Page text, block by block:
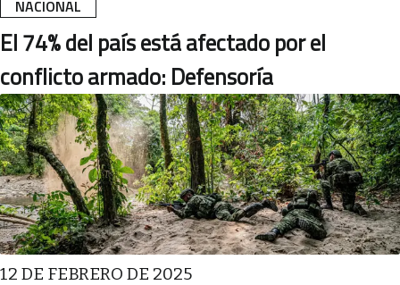
NACIONAL
El 74% del país está afectado por el
conflicto armado: Defensoría
12 DE FEBRERO DE 2025